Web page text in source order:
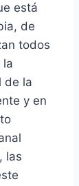
está
de
todos
la
de la
y en
las